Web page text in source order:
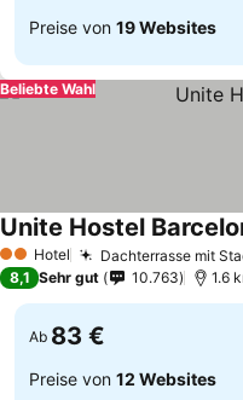
Preise von 19 Websites
Beliebte Wahl
2 Sterne
Hotel Dachterrasse mit
Unite Hostel
8,1 Sehr gut 10.763 1.6
Ab 83 €
Preise von 12 Websites